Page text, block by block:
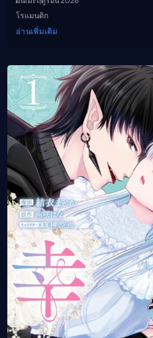
โรแมนติก
อ่านเพิ่มเติม